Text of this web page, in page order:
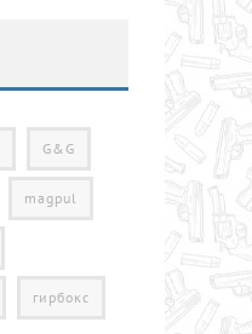
G&G
magpul
гирбокс